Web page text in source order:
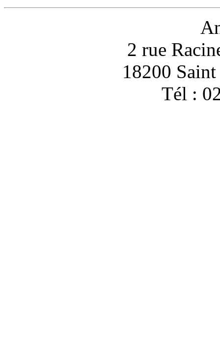
2 rue
18200
Tél :